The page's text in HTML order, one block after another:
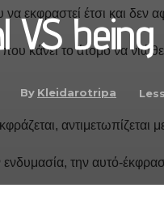
VS
By Kleidarotripa
να εκφραστεί έτσι και δεν
κάνει το άτομο να
αντιμετωπίζεται
την αυτό-